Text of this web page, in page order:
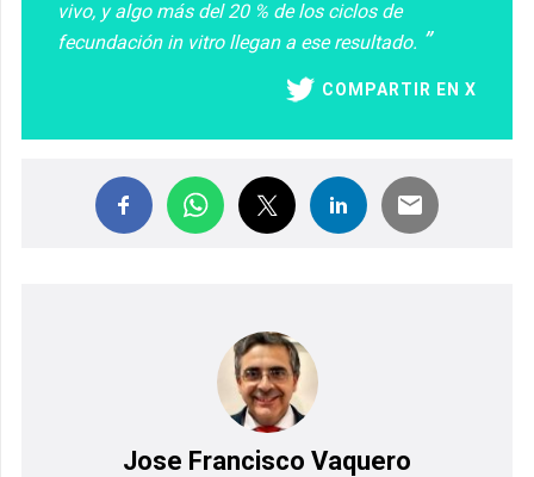
vivo, y algo más del 20 % de los ciclos de
fecundación in vitro llegan a ese resultado.
COMPARTIR EN X
Jose Francisco Vaquero